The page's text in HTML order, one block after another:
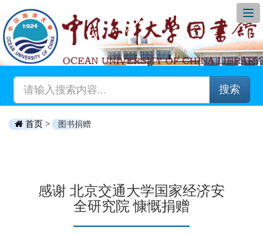
搜索
首页 > 图书捐赠
感谢 北京交通大学国家经济安
全研究院 慷慨捐赠